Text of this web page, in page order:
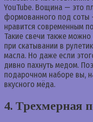
YouTube. Вощина — это
формованного под соты
нравится современным
Такие свечи также
при скатывании в
масла. Но даже если
дивно пахнуть медом.
подарочном наборе вы,
вкусного мёда.
4. Трехмерная